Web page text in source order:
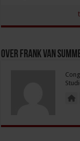
Over Frank van